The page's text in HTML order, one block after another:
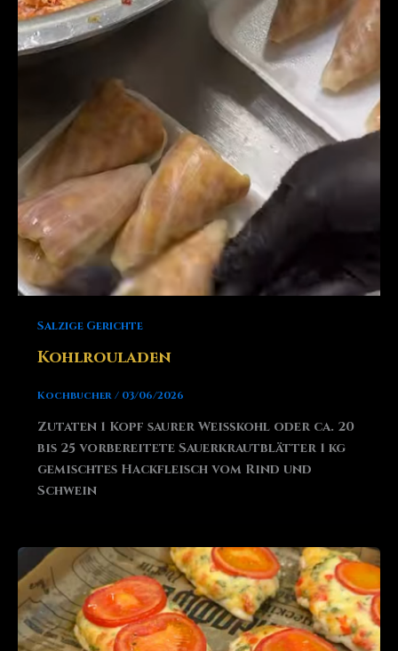
Salzige Gerichte
Kohlrouladen
Kochbucher/ 03/06/2026
Zutaten 1 Kopf saurer Weißkohl oder ca. 20
bis 25 vorbereitete Sauerkrautblätter 1 kg
gemischtes Hackfleisch vom Rind und
Schwein